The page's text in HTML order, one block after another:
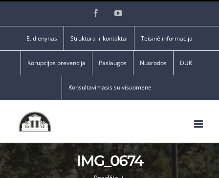
FacebookYouTube
E. dienynas Struktūra ir kontaktai Teisinė informacija
Korupcijos prevencija Paslaugos Nuorodos DUK
Konsultavimasis su visuomene
IMG_0674